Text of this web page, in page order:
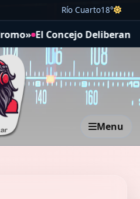
Río Cuarto18°
El Concejo Deliberante
Menu